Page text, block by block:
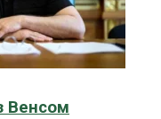
Венсом